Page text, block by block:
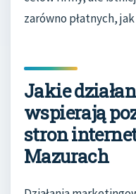
zarówno płatnych,
Jakie
wspierają
stron
Mazurach